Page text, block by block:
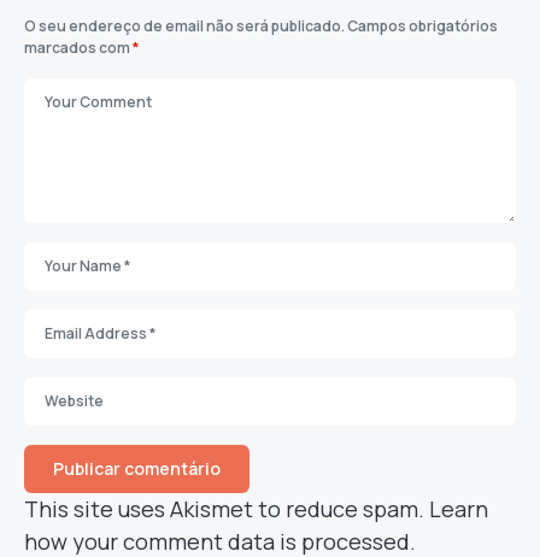
O seu endereço de email não será publicado.Campos obrigatórios
marcados com*
This site uses Akismet to reduce spam. Learn
how your comment data is processed.